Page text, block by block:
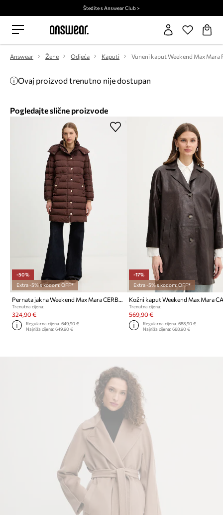
Štedite s Answear Club >
Answear Žene Odjeća Kaputi
Ovaj proizvod trenutno nije dostupan
Pogledajte slične proizvode
-50%
Extra -5% s kodom: OFF*
Pernata jakna Weekend Max Mara CERBERO
Trenutna cijena:
324,90 €
Regularna cijena:649,90 €
Najniža cijena:649,90 €
-17%
Extra -5% s kodom: OFF*
Trenutna cijena:
569,90 €
Regularna cijena: 688,90 €
Najniža cijena: 688,90 €